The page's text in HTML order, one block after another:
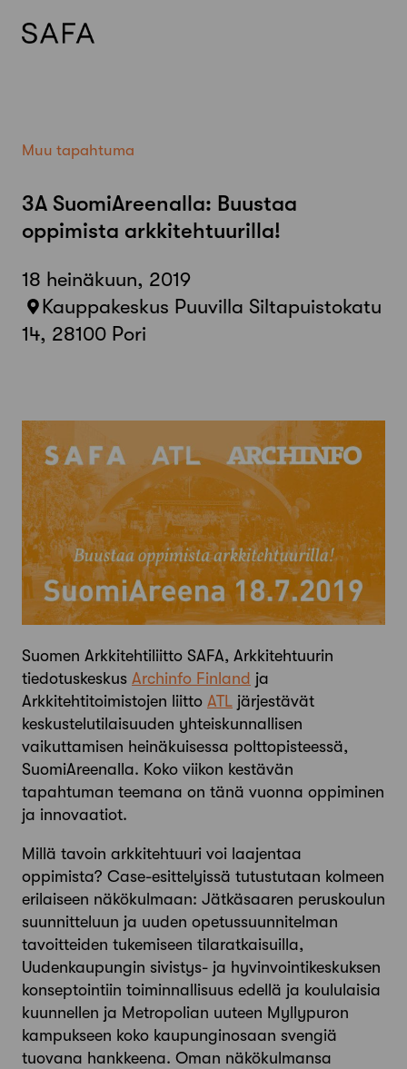
Muu tapahtuma
3A SuomiAreenalla: Buustaa
oppimista arkkitehtuurilla!
18 heinäkuun, 2019
Kauppakeskus Puuvilla Siltapuistokatu
14, 28100 Pori
Suomen Arkkitehtiliitto SAFA, Arkkitehtuurin
tiedotuskeskus Archinfo Finland ja
Arkkitehtitoimistojen liitto ATL järjestävät
keskustelutilaisuuden yhteiskunnallisen
vaikuttamisen heinäkuisessa polttopisteessä,
SuomiAreenalla. Koko viikon kestävän
tapahtuman teemana on tänä vuonna oppiminen
ja innovaatiot.
Millä tavoin arkkitehtuuri voi laajentaa
oppimista? Case-esittelyissä tutustutaan kolmeen
erilaiseen näkökulmaan: Jätkäsaaren peruskoulun
suunnitteluun ja uuden opetussuunnitelman
tavoitteiden tukemiseen tilaratkaisuilla,
Uudenkaupungin sivistys- ja hyvinvointikeskuksen
konseptointiin toiminnallisuus edellä ja koululaisia
kuunnellen ja Metropolian uuteen Myllypuron
kampukseen koko kaupunginosaan svengiä
tuovana hankkeena. Oman näkökulmansa